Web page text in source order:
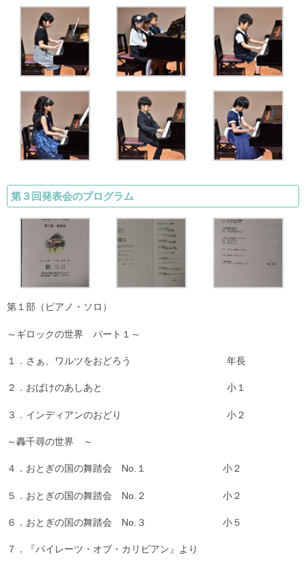
第３回発表会のプログラム
第１部（ピアノ・ソロ）
～ギロックの世界 パート１～
１．さぁ、ワルツをおどろう 年長
２．おばけのあしあと 小１
３．インディアンのおどり 小２
～轟千尋の世界 ～
４．おとぎの国の舞踏会 No.１ 小２
５．おとぎの国の舞踏会 No.２ 小２
６．おとぎの国の舞踏会 No.３ 小５
７．『パイレーツ・オブ・カリビアン』より